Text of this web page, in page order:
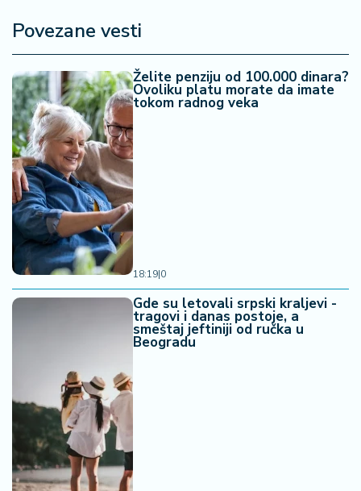
Povezane vesti
Želite penziju od 100.000 dinara?
Ovoliku platu morate da imate
tokom radnog veka
18:19|0
Gde su letovali srpski kraljevi -
tragovi i danas postoje, a
smeštaj jeftiniji od ručka u
Beogradu